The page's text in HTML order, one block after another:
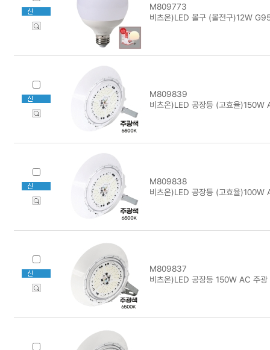
M809773
비츠온)LED 볼구 (볼전구)12W
M809839
비츠온)LED 공장등 (고효율
M809838
비츠온)LED 공장등 (고효율
M809837
비츠온)LED 공장등 150W AC 주